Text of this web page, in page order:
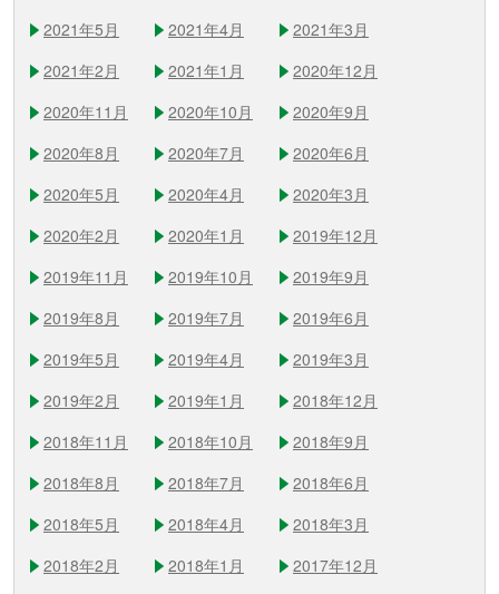
2021年5月
2021年4月
2021年3月
2021年2月
2021年1月
2020年12月
2020年11月
2020年10月
2020年9月
2020年8月
2020年7月
2020年6月
2020年5月
2020年4月
2020年3月
2020年2月
2020年1月
2019年12月
2019年11月
2019年10月
2019年9月
2019年8月
2019年7月
2019年6月
2019年5月
2019年4月
2019年3月
2019年2月
2019年1月
2018年12月
2018年11月
2018年10月
2018年9月
2018年8月
2018年7月
2018年6月
2018年5月
2018年4月
2018年3月
2018年2月
2018年1月
2017年12月